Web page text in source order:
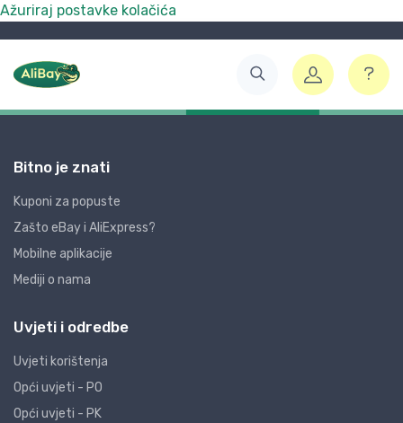
Ažuriraj postavke kolačića
Bitno je znati
Kuponi za popuste
Zašto eBay i AliExpress?
Mobilne aplikacije
Mediji o nama
Uvjeti i odredbe
Uvjeti korištenja
Opći uvjeti - PO
Opći uvjeti - PK